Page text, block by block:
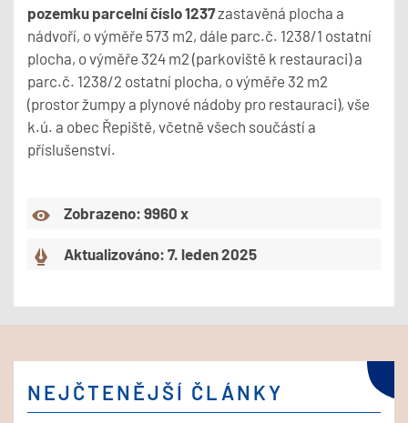
pozemku parcelní číslo 1237zastavěná plocha a
nádvoří, o výměře 573 m2, dále parc.č. 1238/1 ostatní
plocha, o výměře 324 m2 (parkoviště k restauraci) a
parc.č. 1238/2 ostatní plocha, o výměře 32 m2
(prostor žumpy a plynové nádoby pro restauraci), vše
k.ú. a obec Řepiště, včetně všech součástí a
příslušenství.
Zobrazeno: 9960 x
Aktualizováno: 7. leden 2025
NEJČTENĚJŠÍ ČLÁNKY